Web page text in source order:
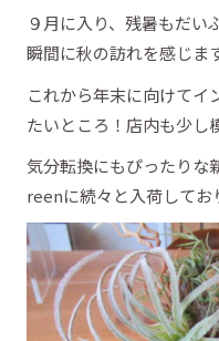
９月に入り、残暑もだい
瞬間に秋の訪れを感じま
これから年末に向けてイ
たいところ！店内も少し
気分転換にもぴったり
reenに続々と入荷して